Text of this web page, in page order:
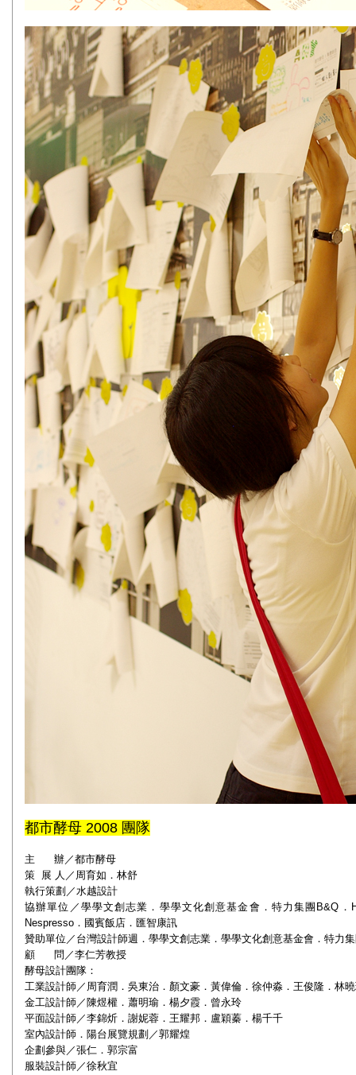
都市酵母 2008 團隊
主 辦／都市酵母
策 展 人／周育如．林舒
執行策劃／水越設計
協辦單位／學學文創志業．學學文化創意基金會．特力集團B&Q
Nespresso．國賓飯店．匯智康訊
贊助單位／ 台灣設計師週．學學文創志業．學學文化創意基金會．特力
顧 問／李仁芳教授
酵母設計團隊：
工業設計師／周育潤．吳東治．顏文豪．黃偉倫．徐仲淼．王俊隆．林
金工設計師／陳煜權．蕭明瑜．楊夕霞．曾永玲
平面設計師／李錦炘．謝妮蓉．王耀邦．盧穎蓁．楊千千
室內設計師．陽台展覽規劃／郭耀煌
企劃參與／張仁．郭宗富
服裝設計師／徐秋宜